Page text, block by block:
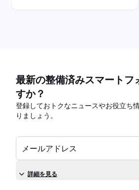
最新の整備済みスマートフ
すか？
登録しておトクなニュースやお役立ち
りましょう。
メールアドレス
詳細を見る